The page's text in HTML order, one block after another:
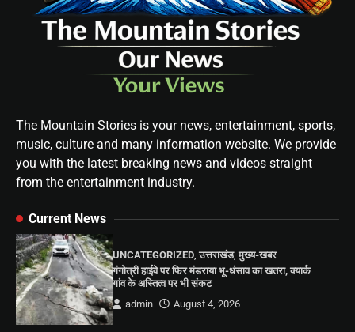
The Mountain Stories is your news, entertainment, sports,
music, culture and many information website. We provide
you with the latest breaking news and videos straight
from the entertainment industry.
Current News
UNCATEGORIZED ,उत्तराखंड,मुख्य-खबर
गंगोत्री हाईवे पर फिर मंडराया भू-धंसाव का खतरा, क्यार्क
गांव के अस्तित्व पर भी संकट
admin
August 4, 2026